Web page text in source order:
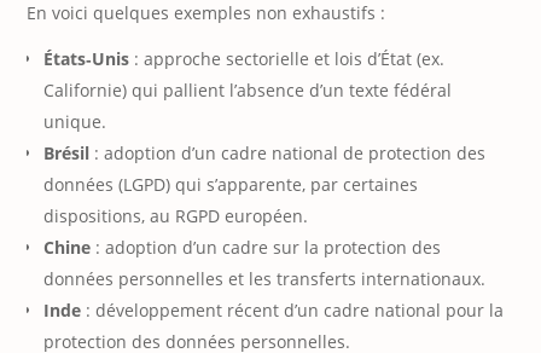
En voici quelques exemples non exhaustifs :
États‑Unis : approche sectorielle et lois d’État (ex.
Californie) qui pallient l’absence d’un texte fédéral
unique.
Brésil : adoption d’un cadre national de protection des
données (LGPD) qui s’apparente, par certaines
dispositions, au RGPD européen.
Chine : adoption d’un cadre sur la protection des
données personnelles et les transferts internationaux.
Inde : développement récent d’un cadre national pour la
protection des données personnelles.